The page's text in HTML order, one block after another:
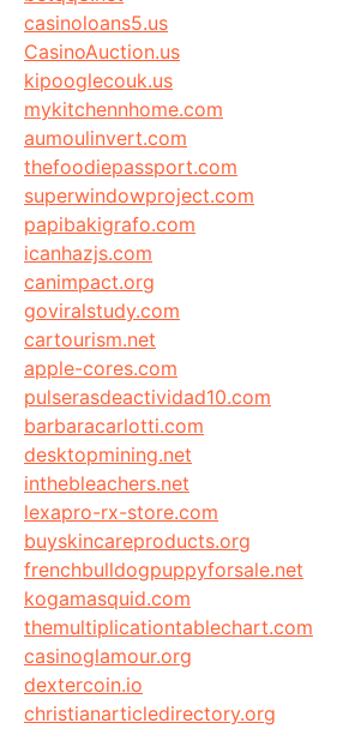
casinoloans5.us
CasinoAuction.us
kipooglecouk.us
mykitchennhome.com
aumoulinvert.com
thefoodiepassport.com
superwindowproject.com
papibakigrafo.com
icanhazjs.com
canimpact.org
goviralstudy.com
cartourism.net
apple-cores.com
pulserasdeactividad10.com
barbaracarlotti.com
desktopmining.net
inthebleachers.net
lexapro-rx-store.com
buyskincareproducts.org
frenchbulldogpuppyforsale.net
kogamasquid.com
themultiplicationtablechart.com
casinoglamour.org
dextercoin.io
christianarticledirectory.org